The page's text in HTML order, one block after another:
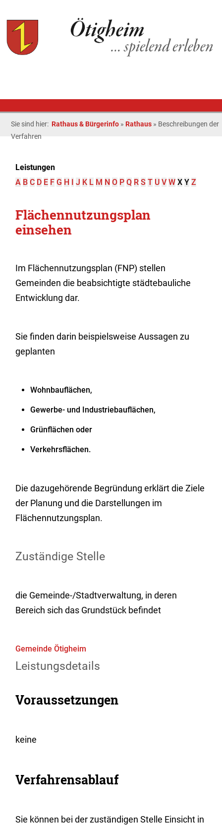
Sie sind hier: Rathaus & Bürgerinfo » Rathaus » Beschreibungen der
Verfahren
Leistungen
A B C D E F G H I J K L M N O P Q R S T U V W X Y Z
Flächennutzungsplan
einsehen
Im Flächennutzungsplan (FNP) stellen
Gemeinden die beabsichtigte städtebauliche
Entwicklung dar.
Sie finden darin beispielsweise Aussagen zu
geplanten
Wohnbauflächen,
Gewerbe- und Industriebauflächen,
Grünflächen oder
Verkehrsflächen.
Die dazugehörende Begründung erklärt die Ziele
der Planung und die Darstellungen im
Flächennutzungsplan.
Zuständige Stelle
die Gemeinde-/Stadtverwaltung, in deren
Bereich sich das Grundstück befindet
Gemeinde Ötigheim
Leistungsdetails
Voraussetzungen
keine
Verfahrensablauf
Sie können bei der zuständigen Stelle Einsicht in